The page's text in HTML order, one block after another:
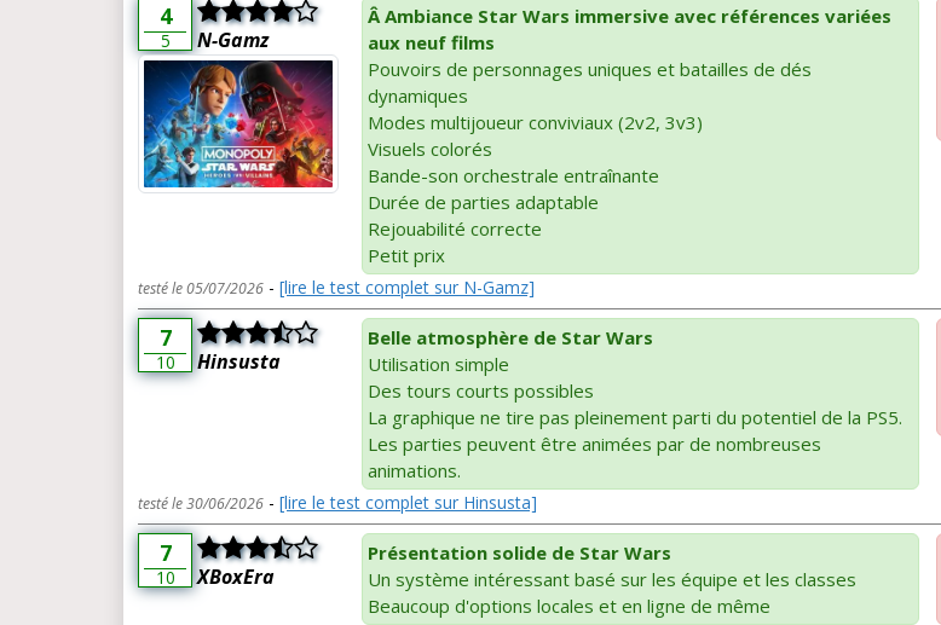
4
5 N-Gamz
Â Ambiance Star Wars immersive avec références variées
aux neuf films
Pouvoirs de personnages uniques et batailles de dés
dynamiques
Modes multijoueur conviviaux (2v2, 3v3)
Visuels colorés
Bande-son orchestrale entraînante
Durée de parties adaptable
Rejouabilité correcte
Petit prix
testé le 05/07/2026 - [lire le test complet sur N-Gamz]
7
10 Hinsusta
Belle atmosphère de Star Wars
Utilisation simple
Des tours courts possibles
La graphique ne tire pas pleinement parti du potentiel de la PS5.
Les parties peuvent être animées par de nombreuses
animations.
testé le 30/06/2026 - [lire le test complet sur Hinsusta]
7
10 XBoxEra
Présentation solide de Star Wars
Un système intéressant basé sur les équipe et les classes
Beaucoup d'options locales et en ligne de même